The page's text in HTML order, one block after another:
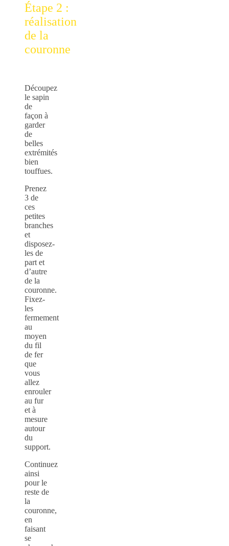
Étape 2 :
réalisation
de la
couronne
Découpez
le sapin
de
façon à
garder
de
belles
extrémités
bien
touffues.
Prenez
3 de
ces
petites
branches
et
disposez-
les de
part et
d’autre
de la
couronne.
Fixez-
les
fermement
au
moyen
du fil
de fer
que
vous
allez
enrouler
au fur
et à
mesure
autour
du
support.
Continuez
ainsi
pour le
reste de
la
couronne,
en
faisant
se